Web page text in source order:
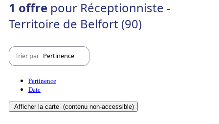
1 offre pour Réceptionniste -
Territoire de Belfort (90)
Trier par Pertinence
Pertinence
Date
Afficher la carte (contenu non-accessible)